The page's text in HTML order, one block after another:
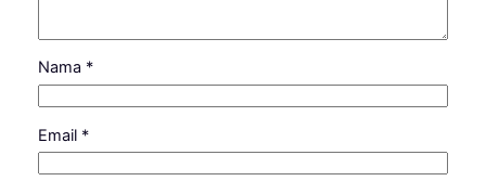
Nama *
Email *